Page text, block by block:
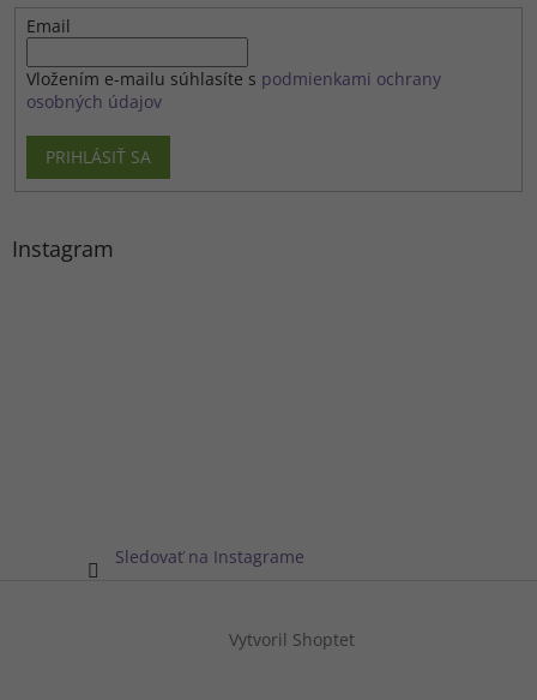
Email
Vložením e-mailu súhlasíte s podmienkami ochrany
osobných údajov
PRIHLÁSIŤ SA
Instagram
Sledovať na Instagrame
Vytvoril Shoptet